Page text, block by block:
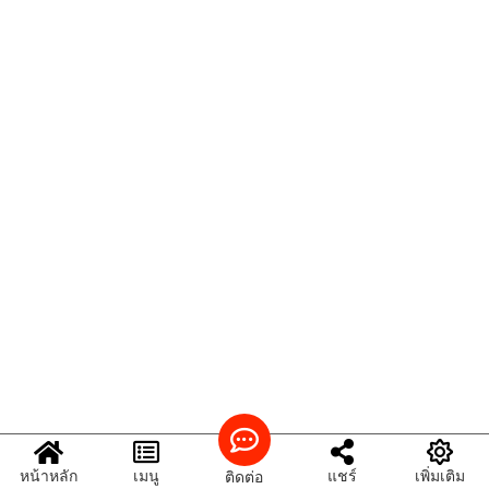
หน้าหลัก เมนู ติดต่อ แชร์ เพิ่มเติม